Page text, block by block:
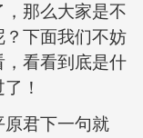
那么大家是不
下面我们不妨
看看到底是什
！
君下一句就